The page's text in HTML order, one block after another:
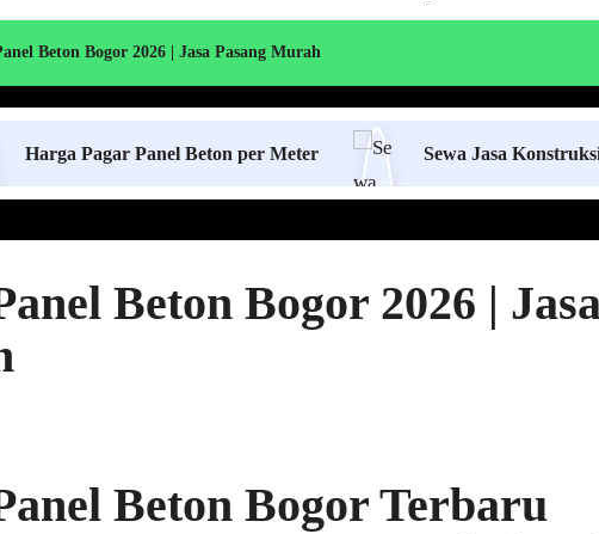
Beton Bogor 2026 | Jasa Pasang Murah
Panel Beton per Meter Sewa Jasa Konstruksi
Beton Bogor 2026 |
Beton Bogor Terbaru